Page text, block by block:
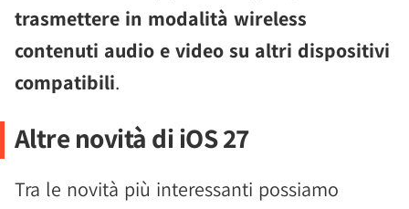
trasmettere in modalità wireless
contenuti audio e video su altri dispositivi
compatibili.
Altre novità di iOS 27
Tra le novità più interessanti possiamo